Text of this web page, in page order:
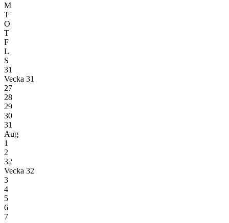
M
T
O
T
F
L
S
31
Vecka 31
27
28
29
30
31
Aug
1
2
32
Vecka 32
3
4
5
6
7